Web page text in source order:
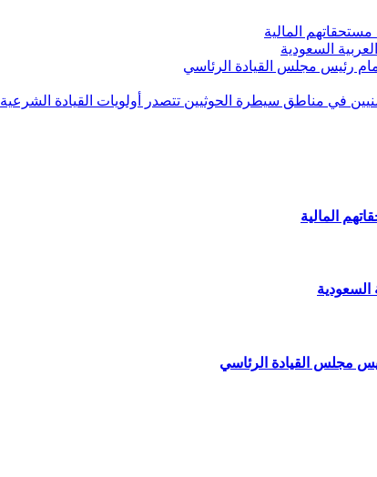
المالية
السعودية
رئيس مجلس القيادة الرئاسي
في مناطق سيطرة الحوثيين تتصدر أولويات القيادة الشرعية
المالية
السعودية
مجلس القيادة الرئاسي